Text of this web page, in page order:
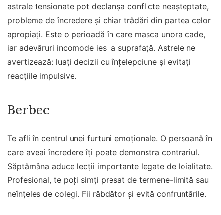
astrale tensionate pot declanșa conflicte neașteptate,
probleme de încredere și chiar trădări din partea celor
apropiați. Este o perioadă în care masca unora cade,
iar adevăruri incomode ies la suprafață. Astrele ne
avertizează: luați decizii cu înțelepciune și evitați
reacțiile impulsive.
Berbec
Te afli în centrul unei furtuni emoționale. O persoană în
care aveai încredere îți poate demonstra contrariul.
Săptămâna aduce lecții importante legate de loialitate.
Profesional, te poți simți presat de termene-limită sau
neînțeles de colegi. Fii răbdător și evită confruntările.